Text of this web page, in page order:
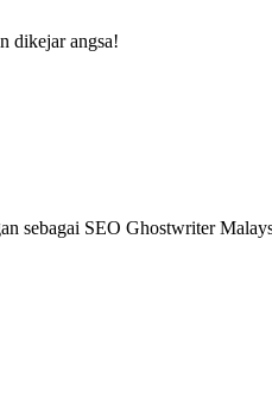
dikejar angsa!
sebagai SEO Ghostwriter